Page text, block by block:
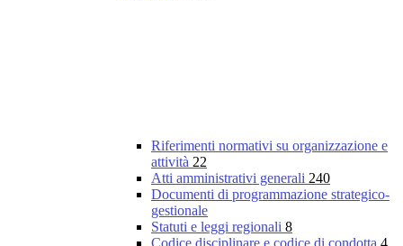
Riferimenti normativi su organizzazione e
attività 22
Atti amministrativi generali 240
Documenti di programmazione strategico-
gestionale
Statuti e leggi regionali 8